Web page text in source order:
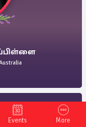
Events More